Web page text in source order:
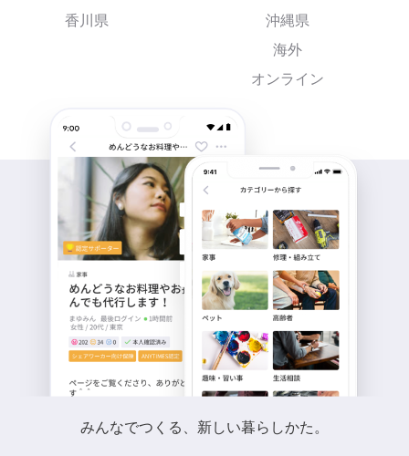
香川県
沖縄県
海外
オンライン
みんなでつくる、新しい暮らしかた。